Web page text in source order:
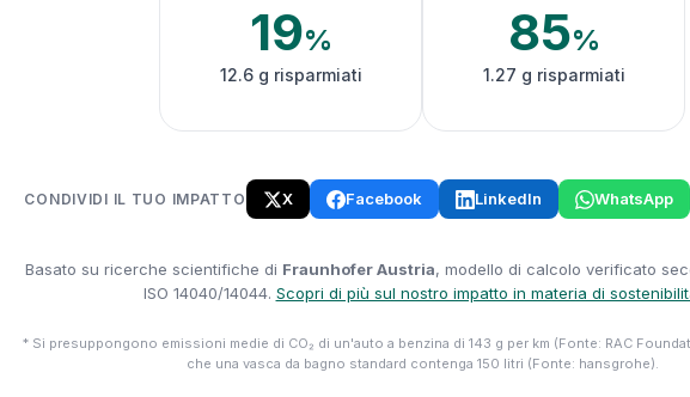
19%
12.6 g risparmiati
85%
1.27 g risparmiati
CONDIVIDI IL TUO IMPATTO X Facebook LinkedIn WhatsApp
Basato su ricerche scientifiche di Fraunhofer Austria, modello di calcolo verificato
ISO 14040/14044. Scopri di più sul nostro impatto in materia di
* Si presuppongono emissioni medie di CO₂ di un'auto a benzina di 143 g per km (Fonte: RAC
che una vasca da bagno standard contenga 150 litri (Fonte: hansgrohe).